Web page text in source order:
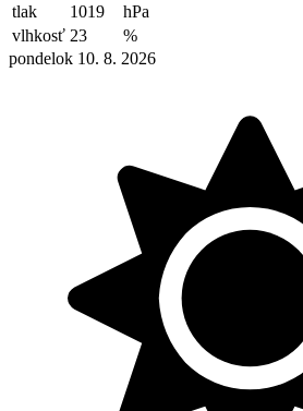
tlak
1019
hPa
vlhkosť 23
%
pondelok 10. 8. 2026